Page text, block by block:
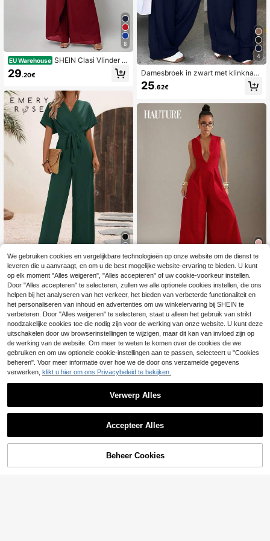
8
EU Warehouse SHEIN Clasi Vlinder m
ouw Wrap Zijbinding Jumpsuits
29.20€
EU Warehouse
EMERY ROSE Stevige
jumpsuit met halslijn en riem
16.99€
4
Damesbroek in zwart met klinknag
elstrepen en bretels aan de zijkant,
geweven stof, niet-elastisch, gesch
25.62€
17
Hauture
EU Warehouse Hauture Mouwloze ju
mpsuit met extreem wijde pijpen en
rits aan de voorkant
32 .66€
SHOP NU
We gebruiken cookies en vergelijkbare technologieën op onze website om de dienst te
leveren die u aanvraagt, en om u de best mogelijke website-ervaring te bieden. U kunt
op elk moment "Alles weigeren", "Alles accepteren" of uw cookie-voorkeur instellen.
Door "Alles accepteren" te selecteren, zullen we alle optionele cookies instellen, die ons
helpen bij het analyseren van het verkeer, het bieden van verbeterde functionaliteit en
het personaliseren van inhoud en advertenties om uw winkelervaring bij SHEIN te
verbeteren. Door "Alles weigeren" te selecteren, staat u alleen het gebruik van strikt
noodzakelijke cookies toe die nodig zijn voor de werking van onze website. U kunt deze
uitschakelen door uw browserinstellingen te wijzigen, maar dit kan van invloed zijn op
de werking van de website. Om meer te weten te komen over de cookies die we
gebruiken en om uw optionele cookie-instellingen aan te passen, selecteert u "Cookies
beheren". Voor meer informatie over hoe we de door ons verzamelde gegevens
verwerken, klikt u hier om ons Privacybeleid te bekijken.
Verwerp Alles
Accepteer Alles
Beheer Cookies